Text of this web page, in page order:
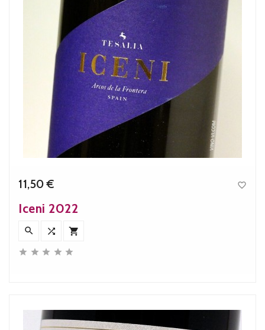
11,50 € 
Iceni 2022
  
    